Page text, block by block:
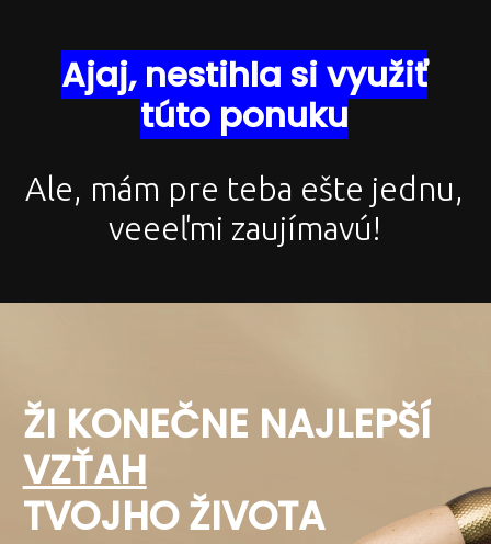
Ajaj, nestihla si využiť
túto ponuku
Ale, mám pre teba ešte jednu,
veeeľmi zaujímavú!
ŽI KONEČNE NAJLEPŠÍ
VZŤAH
TVOJHO ŽIVOTA